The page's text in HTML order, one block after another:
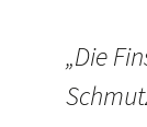
„Die